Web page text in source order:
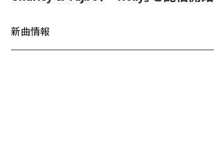
新曲情報